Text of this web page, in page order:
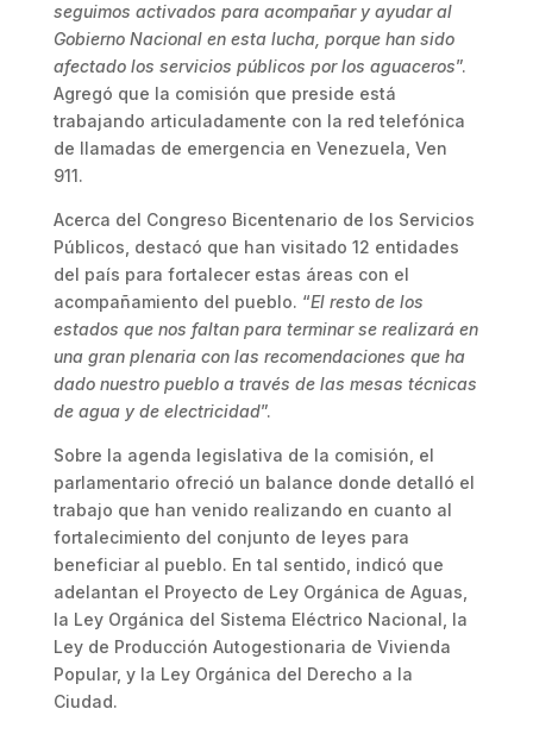
seguimos activados para acompañar y ayudar al
Gobierno Nacional en esta lucha, porque han sido
afectado los servicios públicos por los aguaceros”.
Agregó que la comisión que preside está
trabajando articuladamente con la red telefónica
de llamadas de emergencia en Venezuela, Ven
911.
Acerca del Congreso Bicentenario de los Servicios
Públicos, destacó que han visitado 12 entidades
del país para fortalecer estas áreas con el
acompañamiento del pueblo. “El resto de los
estados que nos faltan para terminar se realizará en
una gran plenaria con las recomendaciones que ha
dado nuestro pueblo a través de las mesas técnicas
de agua y de electricidad”.
Sobre la agenda legislativa de la comisión, el
parlamentario ofreció un balance donde detalló el
trabajo que han venido realizando en cuanto al
fortalecimiento del conjunto de leyes para
beneficiar al pueblo. En tal sentido, indicó que
adelantan el Proyecto de Ley Orgánica de Aguas,
la Ley Orgánica del Sistema Eléctrico Nacional, la
Ley de Producción Autogestionaria de Vivienda
Popular, y la Ley Orgánica del Derecho a la
Ciudad.